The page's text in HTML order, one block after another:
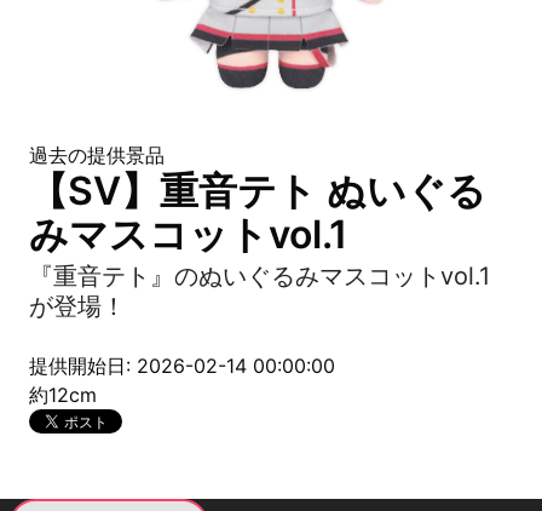
過去の提供景品
【SV】重音テト ぬいぐる
みマスコットvol.1
『重音テト』のぬいぐるみマスコットvol.1
が登場！
提供開始日: 2026-02-14 00:00:00
約12cm